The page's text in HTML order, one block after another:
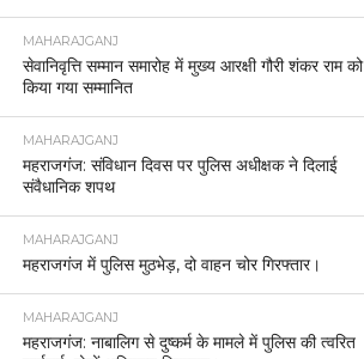
MAHARAJGANJ
सेवानिवृत्ति सम्मान समारोह में मुख्य आरक्षी गौरी शंकर राम को
किया गया सम्मानित
MAHARAJGANJ
महराजगंज: संविधान दिवस पर पुलिस अधीक्षक ने दिलाई
संवैधानिक शपथ
MAHARAJGANJ
महराजगंज में पुलिस मुठभेड़, दो वाहन चोर गिरफ्तार।
MAHARAJGANJ
महराजगंज: नाबालिग से दुष्कर्म के मामले में पुलिस की त्वरित